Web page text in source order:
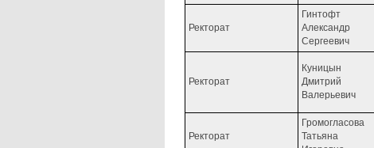
Ректорат
Гинтофт
Александр
Сергеевич
Ректорат
Куницын
Дмитрий
Валерьевич
Ректорат
Громогласова
Татьяна